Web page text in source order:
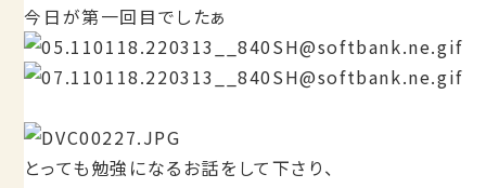
今日が第一回目でしたぁ
とっても勉強になるお話をして下さり、